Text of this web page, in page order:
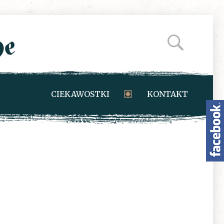
CIEKAWOSTKI KONTAKT